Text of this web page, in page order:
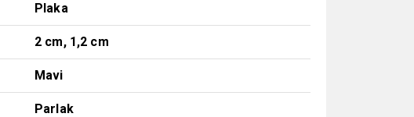
Plaka
2 cm, 1,2 cm
Mavi
Parlak